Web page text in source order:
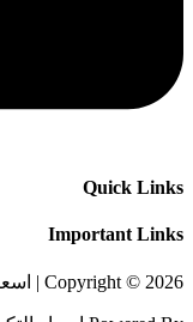
Quick Links
Important Links
Copyright © 2026 | اسعار التكييفات